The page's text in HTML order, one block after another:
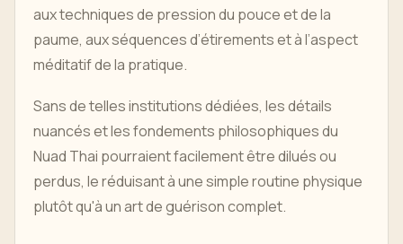
aux techniques de pression du pouce et de la
paume, aux séquences d’étirements et à l’aspect
méditatif de la pratique.
Sans de telles institutions dédiées, les détails
nuancés et les fondements philosophiques du
Nuad Thai pourraient facilement être dilués ou
perdus, le réduisant à une simple routine physique
plutôt qu'à un art de guérison complet.